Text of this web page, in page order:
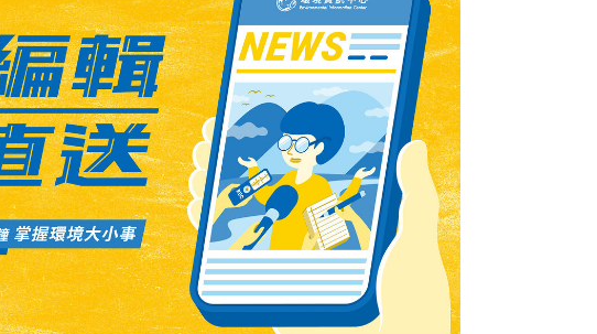
年山裡的河川往河的入海口遷徙，待在河口等待成熟，
交配，在新竹頭前溪的河口放生毛蟹，縮短毛蟹在回到
種的障礙與陷井，受精後毛蟹媽媽會抱蛋，等到適當的
多到了冬至以